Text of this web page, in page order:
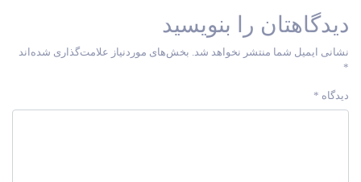
دیدگاهتان را بنویسید
نشانی ایمیل شما منتشر نخواهد شد. بخش‌های موردنیاز علامت‌گذاری شده‌اند
*
دیدگاه *